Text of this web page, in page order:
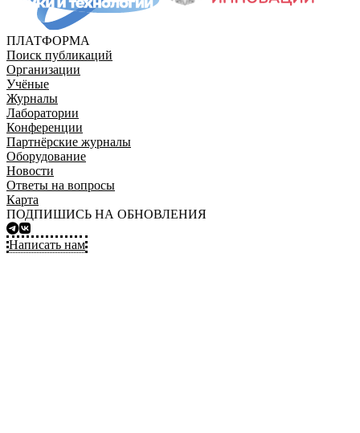
ПЛАТФОРМА
Поиск публикаций
Организации
Учёные
Журналы
Лаборатории
Конференции
Партнёрские журналы
Оборудование
Новости
Ответы на вопросы
Карта
ПОДПИШИСЬ НА ОБНОВЛЕНИЯ
Написать нам